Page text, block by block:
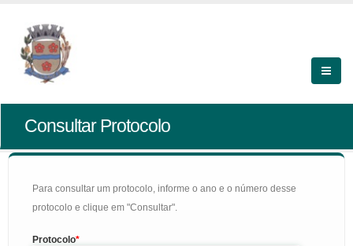
Consultar Protocolo
Para consultar um protocolo, informe o ano e o número desse
protocolo e clique em "Consultar".
Protocolo